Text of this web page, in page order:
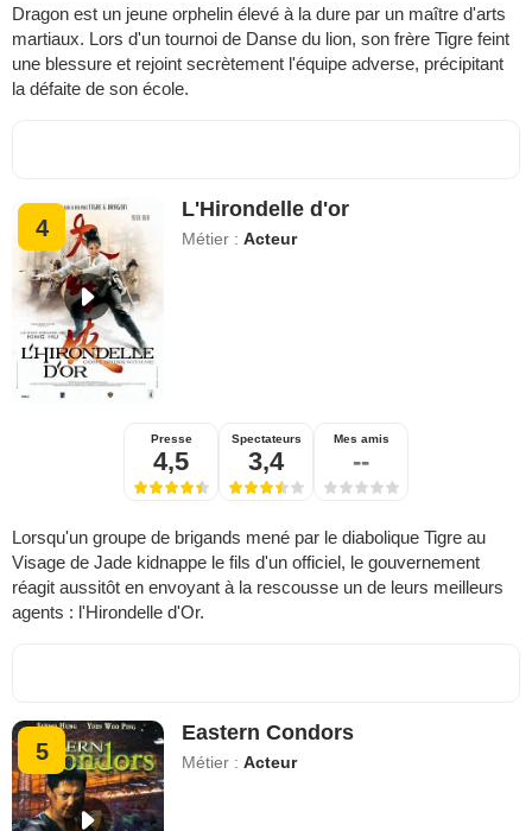
Dragon est un jeune orphelin élevé à la dure par un maître d'arts
martiaux. Lors d'un tournoi de Danse du lion, son frère Tigre feint
une blessure et rejoint secrètement l'équipe adverse, précipitant
la défaite de son école.
4
L'Hirondelle d'or
Métier :Acteur
Presse
4,5
Spectateurs
3,4
Mes amis
--
Lorsqu'un groupe de brigands mené par le diabolique Tigre au
Visage de Jade kidnappe le fils d'un officiel, le gouvernement
réagit aussitôt en envoyant à la rescousse un de leurs meilleurs
agents : l'Hirondelle d'Or.
5
Eastern Condors
Métier :Acteur